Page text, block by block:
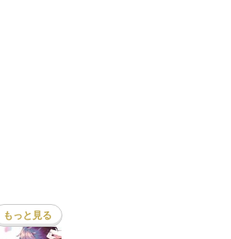
もっと見る